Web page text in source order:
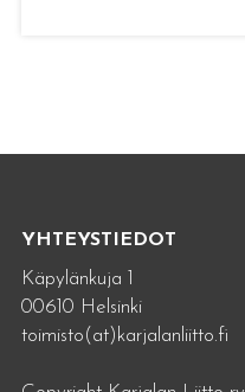
YHTEYSTIEDOT
Käpylänkuja 1
00610 Helsinki
toimisto(at)karjalanliitto.fi